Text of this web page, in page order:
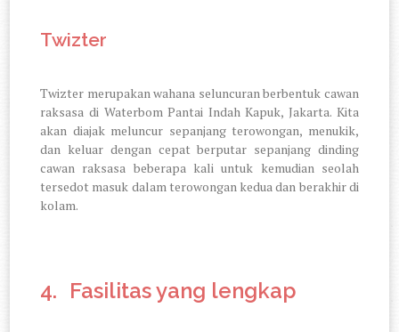
Twizter
Twizter merupakan wahana seluncuran berbentuk cawan
raksasa di Waterbom Pantai Indah Kapuk, Jakarta. Kita
akan diajak meluncur sepanjang terowongan, menukik,
dan keluar dengan cepat berputar sepanjang dinding
cawan raksasa beberapa kali untuk kemudian seolah
tersedot masuk dalam terowongan kedua dan berakhir di
kolam.
4. Fasilitas yang lengkap